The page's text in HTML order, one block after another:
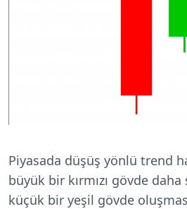
Piyasada düşüş yönlü trend
büyük bir kırmızı gövde
küçük bir yeşil gövde